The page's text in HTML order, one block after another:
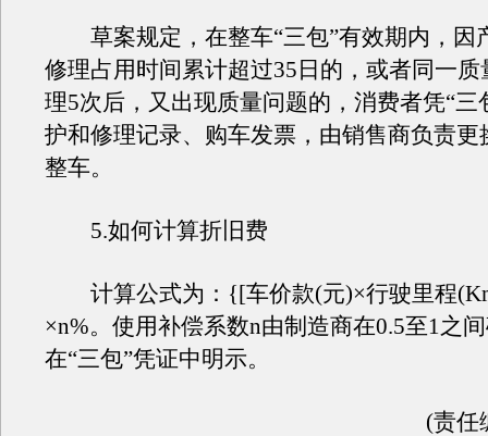
草案规定，在整车“三包”有效期内，因
修理占用时间累计超过35日的，或者同一
理5次后，又出现质量问题的，消费者凭“三
护和修理记录、购车发票，由销售商负责更
整车。
5.如何计算折旧费
计算公式为：{[车价款(元)×行驶里程
×n%。使用补偿系数n由制造商在0.5至1之
在“三包”凭证中明示。
(责任